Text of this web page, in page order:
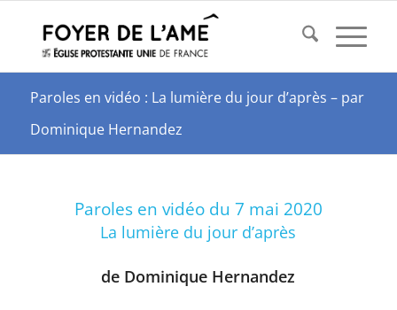
Paroles en vidéo : La lumière du jour d’après – par
Dominique Hernandez
Paroles en vidéo du 7 mai 2020
La lumière du jour d’après
de Dominique Hernandez